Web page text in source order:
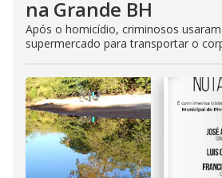
na Grande BH
Após o homicídio, criminosos
supermercado para transportar o